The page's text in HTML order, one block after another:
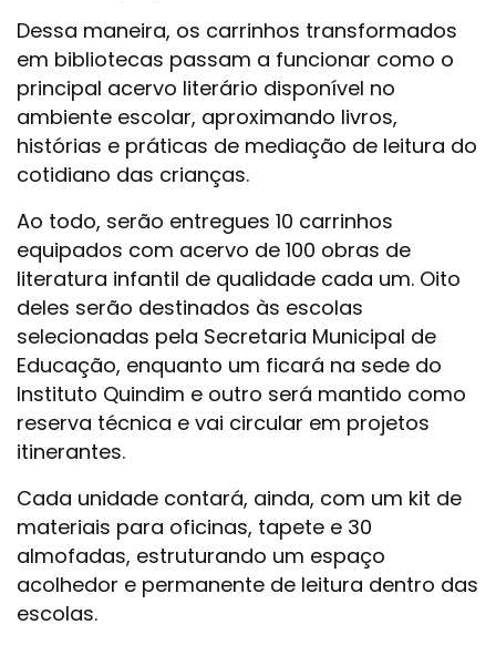
Dessa maneira, os carrinhos transformados
em bibliotecas passam a funcionar como o
principal acervo literário disponível no
ambiente escolar, aproximando livros,
histórias e práticas de mediação de leitura do
cotidiano das crianças.
Ao todo, serão entregues 10 carrinhos
equipados com acervo de 100 obras de
literatura infantil de qualidade cada um. Oito
deles serão destinados às escolas
selecionadas pela Secretaria Municipal de
Educação, enquanto um ficará na sede do
Instituto Quindim e outro será mantido como
reserva técnica e vai circular em projetos
itinerantes.
Cada unidade contará, ainda, com um kit de
materiais para oficinas, tapete e 30
almofadas, estruturando um espaço
acolhedor e permanente de leitura dentro das
escolas.